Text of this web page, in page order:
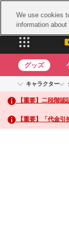
ASOBI
グッズ
キャラクター
ア
ア
ア
ア
プ
テ
【重要】二段階
【重要】「代金
We use cookies
information